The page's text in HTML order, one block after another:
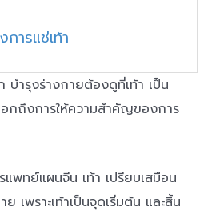
การแช่เท้า
บำรุงร่างกายต้องดูที่เท้า เป็น
กถึงการให้ความสำคัญของการ
แพทย์แผนจีน เท้า เปรียบเสมือน
เพราะเท้าเป็นจุดเริ่มต้น และสิ้น